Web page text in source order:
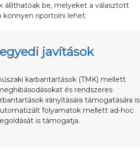
állíthatóak be, melyeket a választott
riportolni lehet.
javítások
karbantartások (TMK) mellett
és rendszeres
irányítására támogatására is
folyamatok mellett ad-hoc
is támogatja.